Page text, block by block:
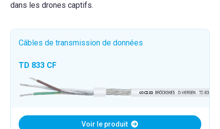
dans les drones captifs.
Câbles de transmission de données
TD 833 CF
Voir le produit